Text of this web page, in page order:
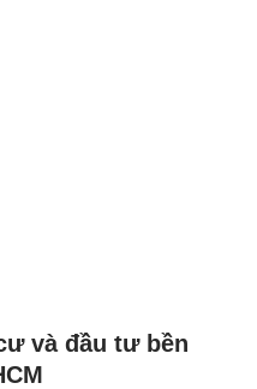
và đầu tư bền